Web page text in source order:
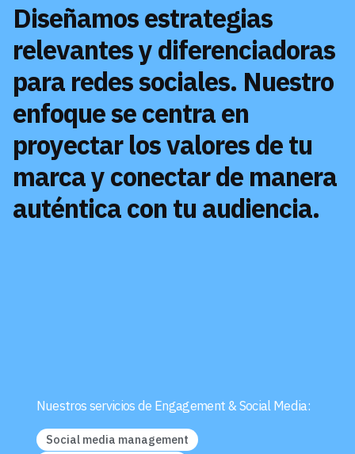
Diseñamos estrategias
relevantes y diferenciadoras
para redes sociales. Nuestro
enfoque se centra en
proyectar los valores de tu
marca y conectar de manera
auténtica con tu audiencia.
Nuestros servicios de Engagement & Social Media:
Social media management